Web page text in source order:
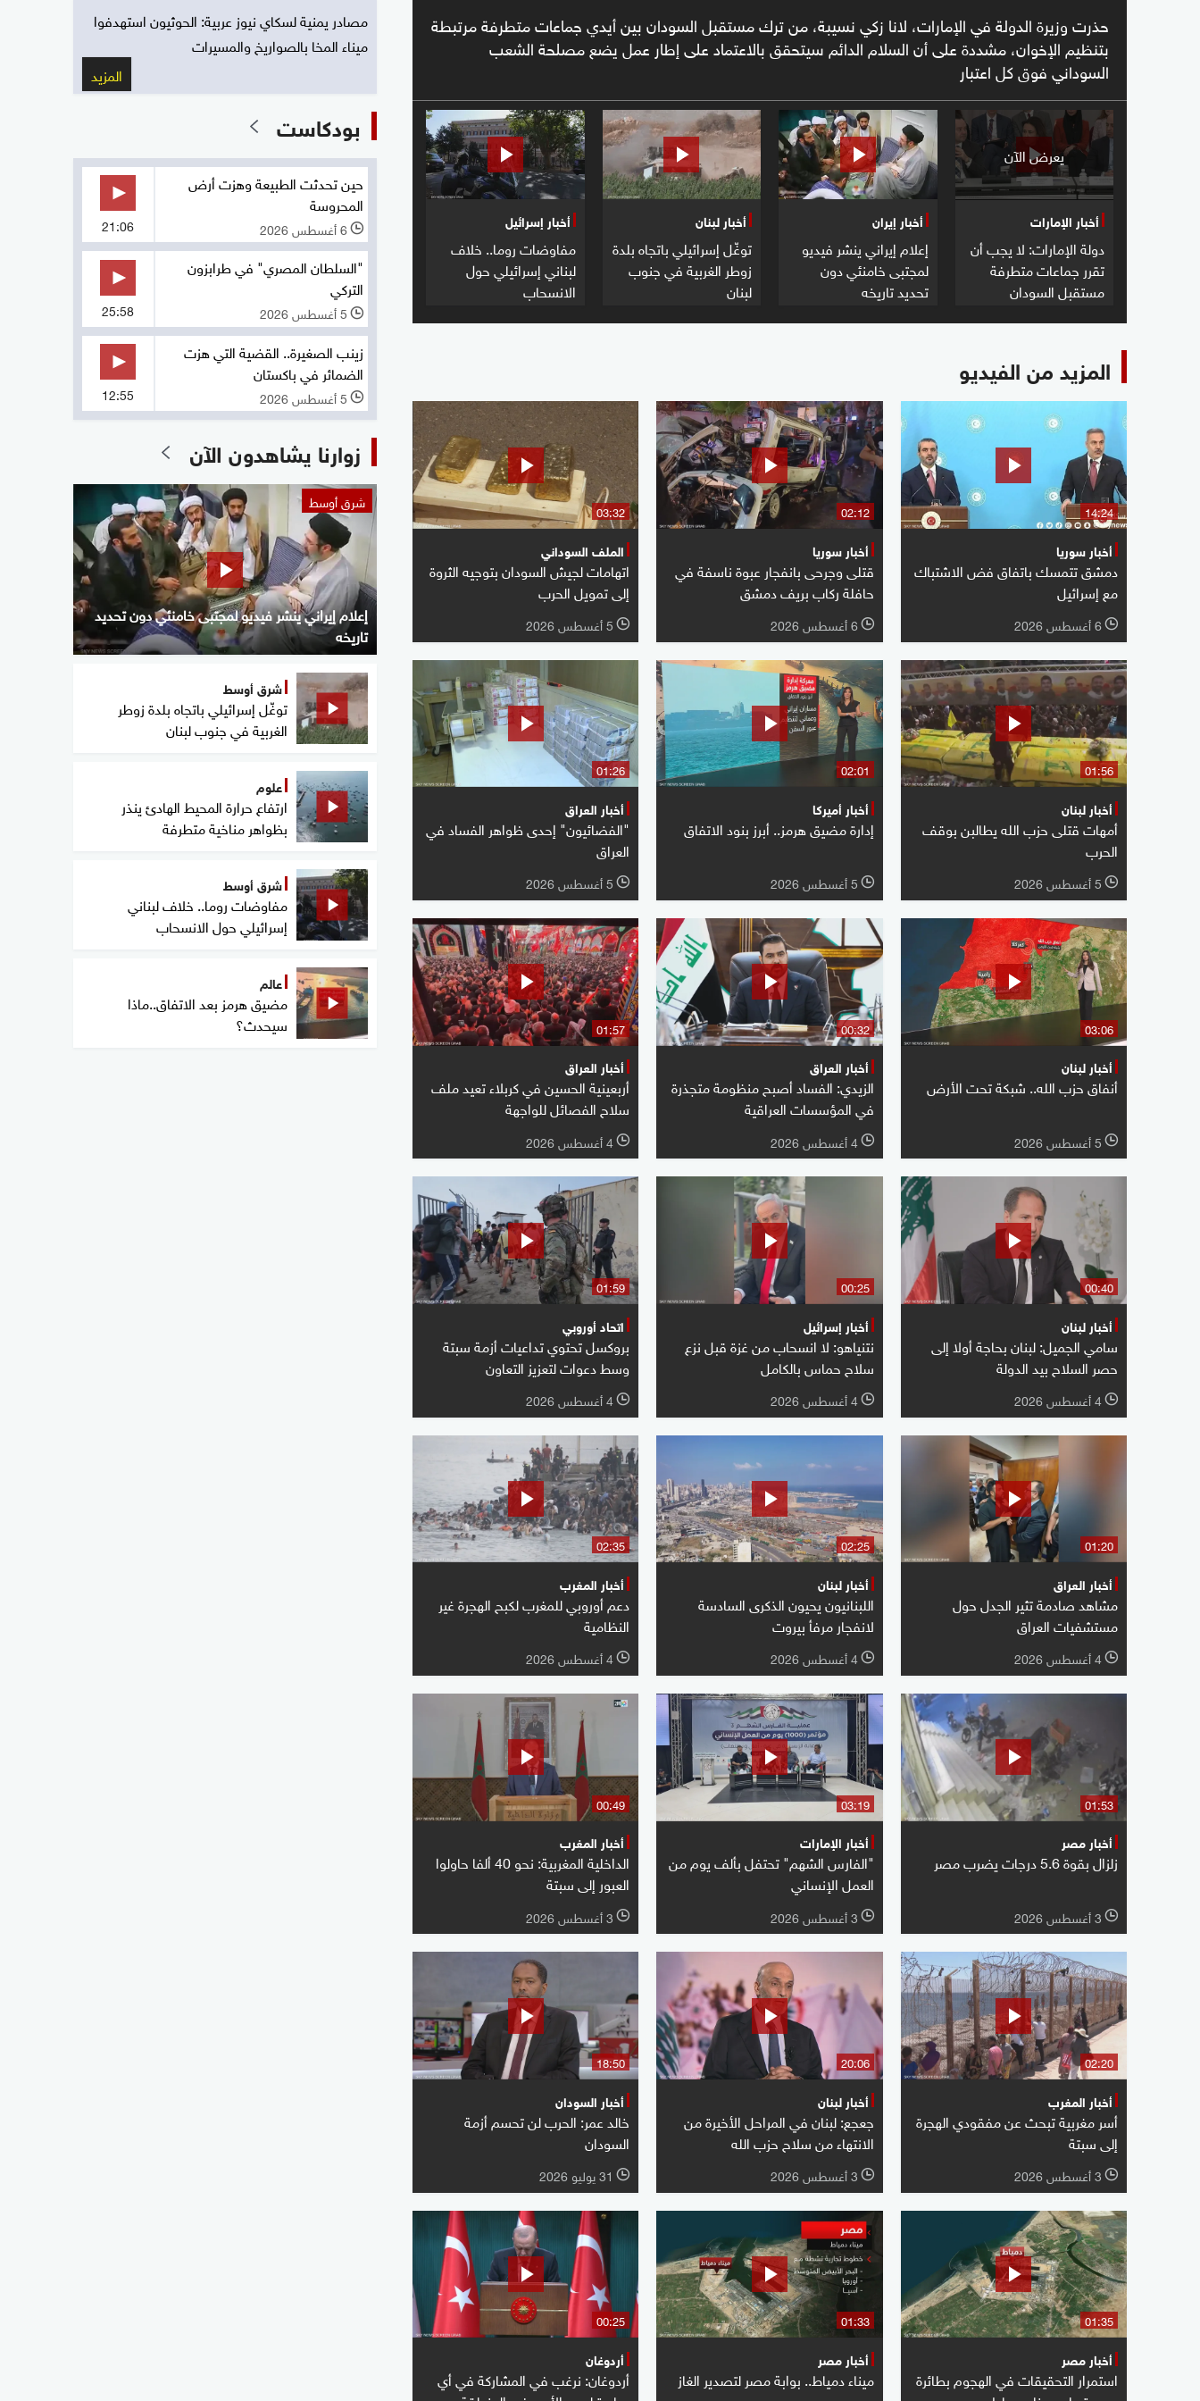
حذرت وزيرة الدولة في الإمارات، لانا زكي نسيبة، من ترك مستقبل السودان بين أيدي جماعات متطرفة مرتبطة
بتنظيم الإخوان، مشددة على أن السلام الدائم سيتحقق بالاعتماد على إطار عمل يضع مصلحة الشعب
السوداني فوق كل اعتبار
يعرض الآن
أخبار الإمارات
دولة الإمارات: لا يجب أن
تقرر جماعات متطرفة
مستقبل السودان
أخبار إيران
إعلام إيراني ينشر فيديو
لمجتبى خامنئي دون
تحديد تاريخه
أخبار لبنان
توغّل إسرائيلي باتجاه بلدة
زوطر الغربية في جنوب
لبنان
أخبار إسرائيل
مفاوضات روما.. خلاف
لبناني إسرائيلي حول
الانسحاب
المزيد من الفيديو
14:24
أخبار سوريا
دمشق تتمسك باتفاق فض الاشتباك
مع إسرائيل
l 6 أغسطس 2026
02:12
أخبار سوريا
قتلى وجرحى بانفجار عبوة ناسفة في
حافلة ركاب بريف دمشق
l 6 أغسطس 2026
03:32
الملف السوداني
اتهامات لجيش السودان بتوجيه الثروة
إلى تمويل الحرب
l 5 أغسطس 2026
01:56
أخبار لبنان
أمهات قتلى حزب الله يطالبن بوقف
الحرب
l 5 أغسطس 2026
02:01
أخبار أميركا
إدارة مضيق هرمز.. أبرز بنود الاتفاق
l 5 أغسطس 2026
01:26
أخبار العراق
"الفضائيون" إحدى ظواهر الفساد في
العراق
l 5 أغسطس 2026
03:06
أخبار لبنان
أنفاق حزب الله.. شبكة تحت الأرض
l 5 أغسطس 2026
00:32
أخبار العراق
الزيدي: الفساد أصبح منظومة متجذرة
في المؤسسات العراقية
l 4 أغسطس 2026
01:57
أخبار العراق
أربعينية الحسين في كربلاء تعيد ملف
سلاح الفصائل للواجهة
l 4 أغسطس 2026
00:40
أخبار لبنان
سامي الجميل: لبنان بحاجة أولا إلى
حصر السلاح بيد الدولة
l 4 أغسطس 2026
00:25
أخبار إسرائيل
نتنياهو: لا انسحاب من غزة قبل نزع
سلاح حماس بالكامل
l 4 أغسطس 2026
01:59
اتحاد أوروبي
بروكسل تحتوي تداعيات أزمة سبتة
وسط دعوات لتعزيز التعاون
l 4 أغسطس 2026
01:20
أخبار العراق
مشاهد صادمة تثير الجدل حول
مستشفيات العراق
l 4 أغسطس 2026
02:25
أخبار لبنان
اللبنانيون يحيون الذكرى السادسة
لانفجار مرفأ بيروت
l 4 أغسطس 2026
02:35
أخبار المغرب
دعم أوروبي للمغرب لكبح الهجرة غير
النظامية
l 4 أغسطس 2026
01:53
أخبار مصر
زلزال بقوة 5.6 درجات يضرب مصر
l 3 أغسطس 2026
03:19
أخبار الإمارات
"الفارس الشهم" تحتفل بألف يوم من
العمل الإنساني
l 3 أغسطس 2026
00:49
أخبار المغرب
الداخلية المغربية: نحو 40 ألفا حاولوا
العبور إلى سبتة
l 3 أغسطس 2026
02:20
أخبار المغرب
أسر مغربية تبحث عن مفقودي الهجرة
إلى سبتة
l 3 أغسطس 2026
20:06
أخبار لبنان
جعجع: لبنان في المراحل الأخيرة من
الانتهاء من سلاح حزب الله
l 3 أغسطس 2026
18:50
أخبار السودان
خالد عمر: الحرب لن تحسم أزمة
السودان
l 31 يوليو 2026
01:35
أخبار مصر
استمرار التحقيقات في الهجوم بطائرة
01:33
أخبار مصر
ميناء دمياط.. بوابة مصر لتصدير الغاز
00:25
أردوغان
أردوغان: نرغب في المشاركة في أي
مصادر يمنية لسكاي نيوز عربية: الحوثيون استهدفوا
ميناء المخا بالصواريخ والمسيرات
المزيد
بودكاست
حين تحدثت الطبيعة وهزت أرض
المحروسة
l 6 أغسطس 2026 21:06
"السلطان المصري" في طرابزون
التركي
l 5 أغسطس 2026 25:58
زينب الصغيرة.. القضية التي هزت
الضمائر في باكستان
l 5 أغسطس 2026 12:55
زوارنا يشاهدون الآن
شرق أوسط
إعلام إيراني ينشر فيديو لمجتبى خامنئي دون تحديد
تاريخه
شرق أوسط
توغّل إسرائيلي باتجاه بلدة زوطر
الغربية في جنوب لبنان
علوم
ارتفاع حرارة المحيط الهادئ ينذر
بظواهر مناخية متطرفة
شرق أوسط
مفاوضات روما.. خلاف لبناني
إسرائيلي حول الانسحاب
عالم
مضيق هرمز بعد الاتفاق..ماذا
سيحدث؟